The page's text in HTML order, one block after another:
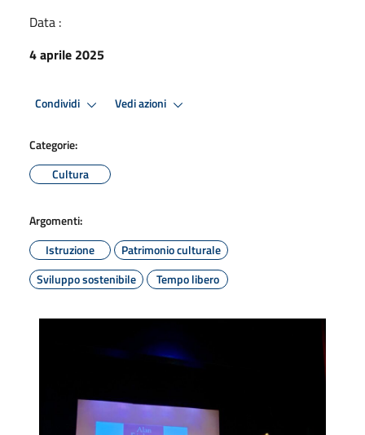
Data :
4 aprile 2025
Condividi Vedi azioni
Categorie:
Cultura
Argomenti:
Istruzione
Patrimonio culturale
Sviluppo sostenibile
Tempo libero